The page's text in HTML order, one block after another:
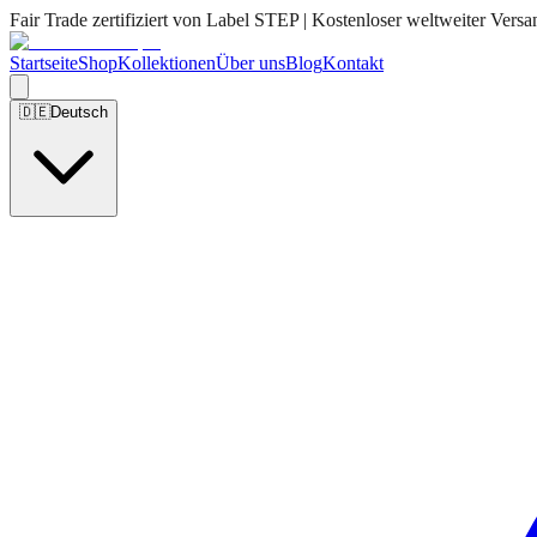
Fair Trade zertifiziert von Label STEP | Kostenloser weltweiter
StartseiteShopKollektionenÜber unsBlogKontakt
🇩🇪Deutsch